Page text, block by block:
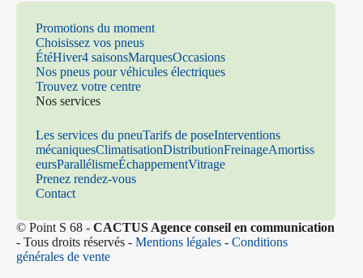
Promotions du moment
Choisissez vos pneus
ÉtéHiver4 saisonsMarquesOccasions
Nos pneus pour véhicules électriques
Trouvez votre centre
Nos services
Les services du pneuTarifs de poseInterventions
mécaniquesClimatisationDistributionFreinageAmortiss
eursParallélismeÉchappementVitrage
Prenez rendez-vous
Contact
© Point S 68 - CACTUS Agence conseil en communication
- Tous droits réservés - Mentions légales - Conditions
générales de vente